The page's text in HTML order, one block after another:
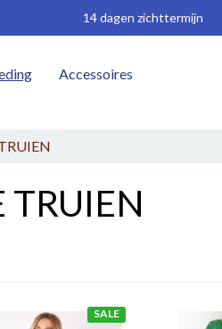
14 dagen zichttermijn
Accessoires
TRUIEN
SALE